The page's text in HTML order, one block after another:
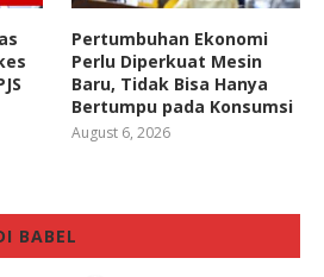
Pertumbuhan Ekonomi
Perlu Diperkuat Mesin
Baru, Tidak Bisa Hanya
Bertumpu pada Konsumsi
August 6, 2026
BABEL